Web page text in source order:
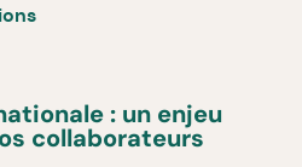
: un enjeu
collaborateurs